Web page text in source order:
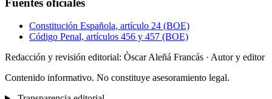
Constitución Española, artículo 24 (BOE)
Código Penal, artículos 456 y 457 (BOE)
Redacción y revisión editorial: Òscar Aleñá Francás · Autor y editor
Contenido informativo. No constituye asesoramiento legal.